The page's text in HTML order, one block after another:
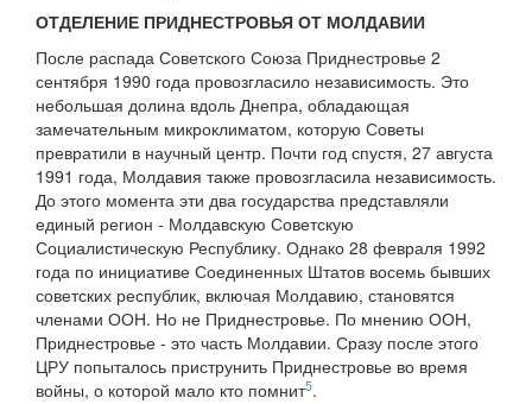
ОТДЕЛЕНИЕ ПРИДНЕСТРОВЬЯ ОТ МОЛДАВИИ
После распада Советского Союза Приднестровье 2
сентября 1990 года провозгласило независимость. Это
небольшая долина вдоль Днепра, обладающая
замечательным микроклиматом, которую Советы
превратили в научный центр. Почти год спустя, 27 августа
1991 года, Молдавия также провозгласила независимость.
До этого момента эти два государства представляли
единый регион - Молдавскую Советскую
Социалистическую Республику. Однако 28 февраля 1992
года по инициативе Соединенных Штатов восемь бывших
советских республик, включая Молдавию, становятся
членами ООН. Но не Приднестровье. По мнению ООН,
Приднестровье - это часть Молдавии. Сразу после этого
ЦРУ попыталось приструнить Приднестровье во время
войны, о которой мало кто помнит5.